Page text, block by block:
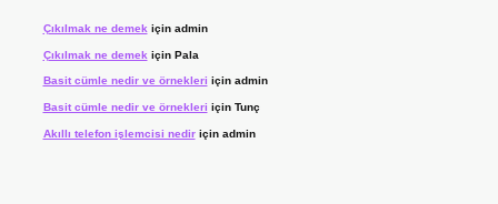
Çıkılmak ne demek için admin
Çıkılmak ne demek için Pala
Basit cümle nedir ve örnekleri için admin
Basit cümle nedir ve örnekleri için Tunç
Akıllı telefon işlemcisi nediriçin admin